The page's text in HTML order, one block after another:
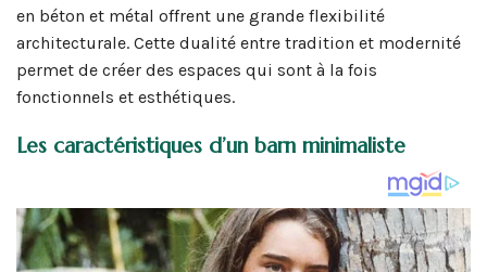
en béton et métal offrent une grande flexibilité
architecturale. Cette dualité entre tradition et modernité
permet de créer des espaces qui sont à la fois
fonctionnels et esthétiques.
Les caractéristiques d’un barn minimaliste